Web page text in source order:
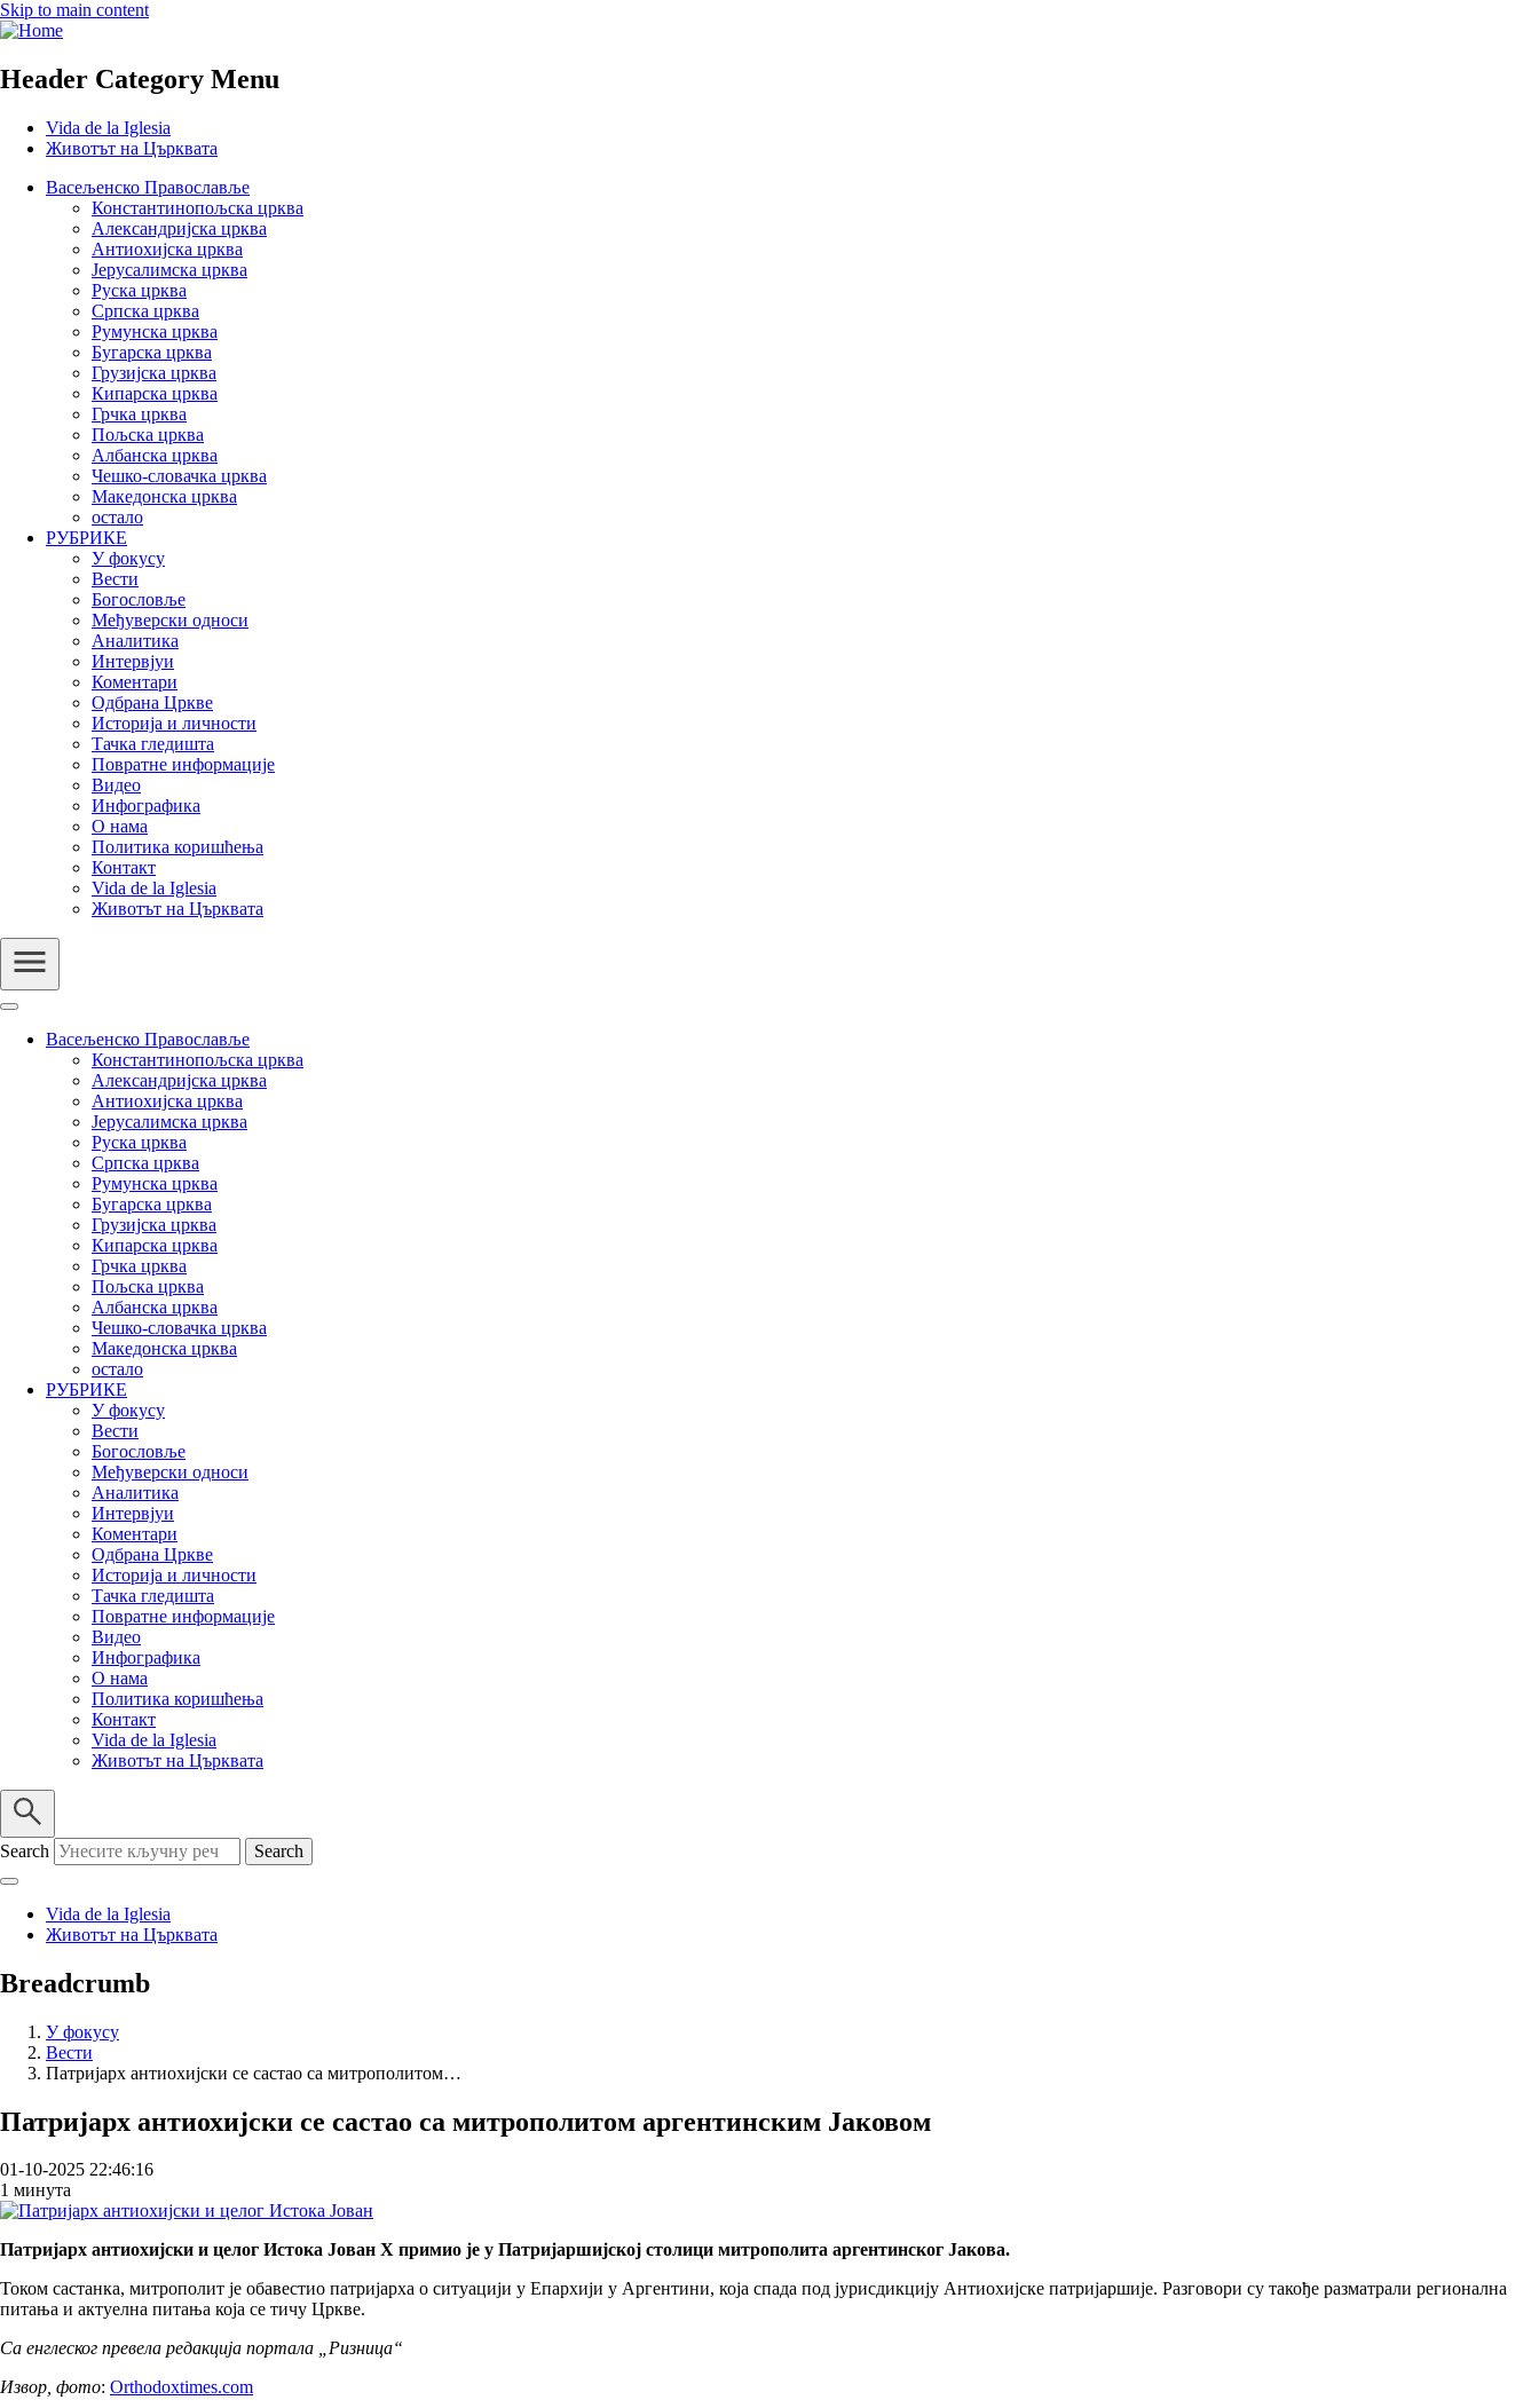
Skip to main content
Header Category Menu
Vida de la Iglesia
Животът на Църквата
Васељенско Православље
Константинопољска црква
Александријска црква
Антиохијска црква
Јерусалимска црква
Руска црква
Српска црква
Румунска црква
Бугарска црква
Грузијска црква
Кипарска црква
Грчка црква
Пољска црква
Албанска црква
Чешко-словачка црква
Македонска црква
остало
РУБРИКЕ
У фокусу
Вести
Богословље
Међуверски односи
Аналитика
Интервјуи
Коментари
Одбрана Цркве
Историја и личности
Тачка гледишта
Повратне информације
Видео
Инфографика
О нама
Политика коришћења
Контакт
Vida de la Iglesia
Животът на Църквата
Васељенско Православље
Константинопољска црква
Александријска црква
Антиохијска црква
Јерусалимска црква
Руска црква
Српска црква
Румунска црква
Бугарска црква
Грузијска црква
Кипарска црква
Грчка црква
Пољска црква
Албанска црква
Чешко-словачка црква
Македонска црква
остало
РУБРИКЕ
У фокусу
Вести
Богословље
Међуверски односи
Аналитика
Интервјуи
Коментари
Одбрана Цркве
Историја и личности
Тачка гледишта
Повратне информације
Видео
Инфографика
О нама
Политика коришћења
Контакт
Vida de la Iglesia
Животът на Църквата
Search
Vida de la Iglesia
Животът на Църквата
Breadcrumb
У фокусу
Вести
Патријарх антиохијски се састао са митрополитом…
Патријарх антиохијски се састао са митрополитом аргентинским Јаковом
01-10-2025 22:46:16
1 минута
Патријарх антиохијски и целог Истока Јован X примио је у Патријаршијској столици митрополита аргентинског Јакова.
Током састанка, митрополит је обавестио патријарха о ситуацији у Епархији у Аргентини, која спада под јурисдикцију Антиохијске патријаршије. Разговори су такође разматрали регионална
питања и актуелна питања која се тичу Цркве.
Са енглеског превела редакција портала „Ризница“
Извор, фото: Оrthodoxtimes.com